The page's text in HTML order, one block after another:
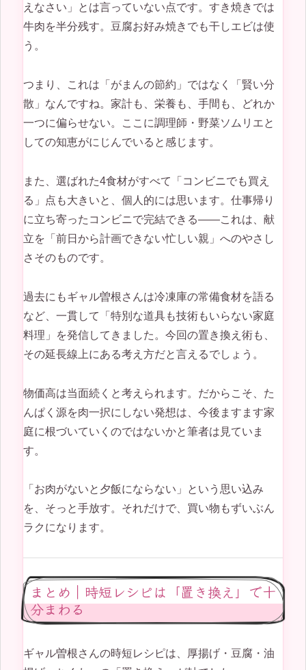
えなさい」とは言っていない点です。すき焼きでは
牛肉を半分残す。豆腐お好み焼きでも干しエビは使
う。
つまり、これは「がまんの節約」ではなく「賢い分
散」なんですね。家計も、栄養も、手間も、どれか
一つに偏らせない。ここに調理師・野菜ソムリエと
しての知恵がにじんでいると感じます。
また、選ばれた4食材がすべて「コンビニでも買え
る」点も大きいと、個人的には思います。仕事帰り
に立ち寄ったコンビニで完結できる——これは、献
立を「前日から計画できない忙しい親」へのやさし
さそのものです。
過去にもギャル曽根さんは冷凍庫の常備食材を語る
など、一貫して「特別な道具も技術もいらない家庭
料理」を発信してきました。今回の置き換え術も、
その延長線上にある考え方だと言えるでしょう。
物価高は当面続くと考えられます。だからこそ、た
んぱく源を肉一択にしない発想は、今後ますます家
庭に根づいていくのではないかと筆者は見ていま
す。
「お肉がないと夕飯にならない」という思い込み
を、そっと手放す。それだけで、買い物もずいぶん
ラクになります。
まとめ｜時短レシピは「置き換え」で十
分まわる
ギャル曽根さんの時短レシピは、厚揚げ・豆腐・油